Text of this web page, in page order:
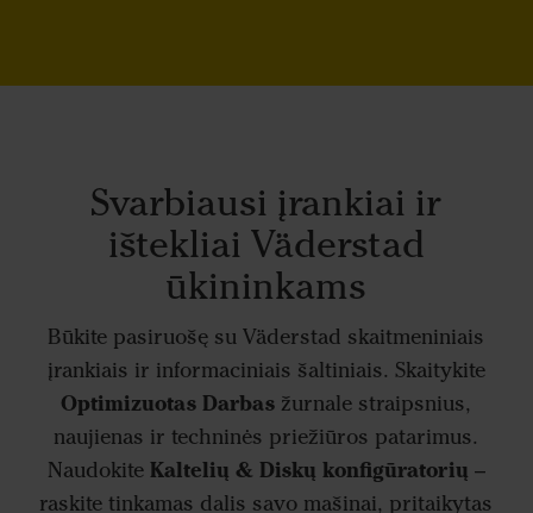
Svarbiausi įrankiai ir
ištekliai Väderstad
ūkininkams
Būkite pasiruošę su Väderstad skaitmeniniais
įrankiais ir informaciniais šaltiniais. Skaitykite
Optimizuotas Darbas žurnale straipsnius,
naujienas ir techninės priežiūros patarimus.
Naudokite Kaltelių & Diskų konfigūratorių –
raskite tinkamas dalis savo mašinai, pritaikytas